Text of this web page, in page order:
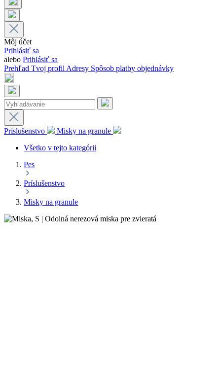
Môj účet
Prihlásiť sa
alebo Prihlásiť sa
Prehľad Tvoj profilAdresy Spôsob platby objednávky
Príslušenstvo
Misky na granule
Všetko v tejto kategórii
Pes
Príslušenstvo
Misky na granule